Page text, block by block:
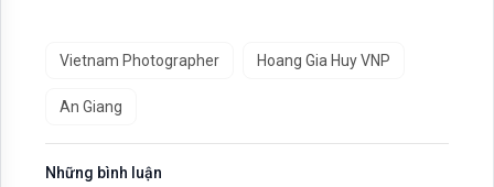
Vietnam Photographer Hoang Gia Huy VNP
An Giang
Những bình luận